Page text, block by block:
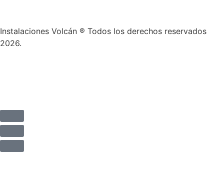
Instalaciones Volcán ® Todos los derechos reservados
2026.